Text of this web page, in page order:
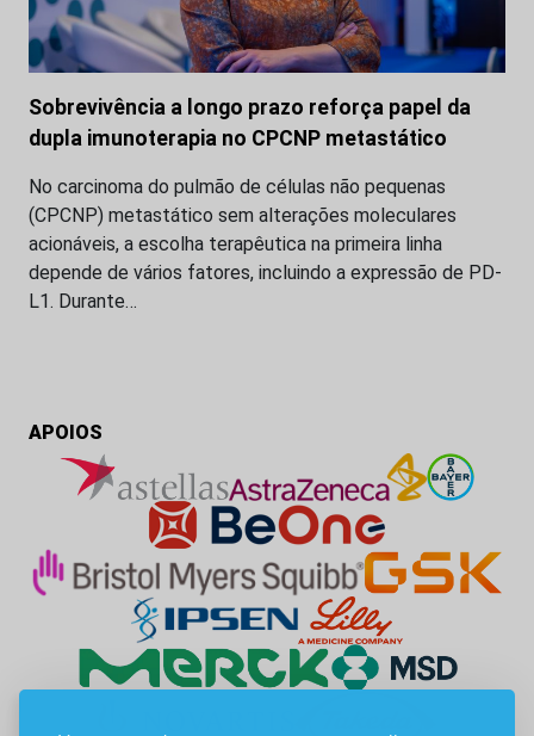
Sobrevivência a longo prazo reforça papel da
dupla imunoterapia no CPCNP metastático
No carcinoma do pulmão de células não pequenas
(CPCNP) metastático sem alterações moleculares
acionáveis, a escolha terapêutica na primeira linha
depende de vários fatores, incluindo a expressão de PD-
L1. Durante…
APOIOS